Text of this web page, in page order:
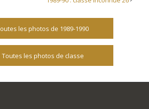
les photos de 1989-1990
Toutes les photos de classe